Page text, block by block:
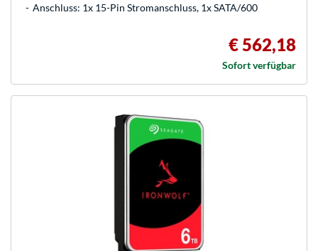
Anschluss: 1x 15-Pin Stromanschluss, 1x SATA/600
€ 562,18
Sofort verfügbar